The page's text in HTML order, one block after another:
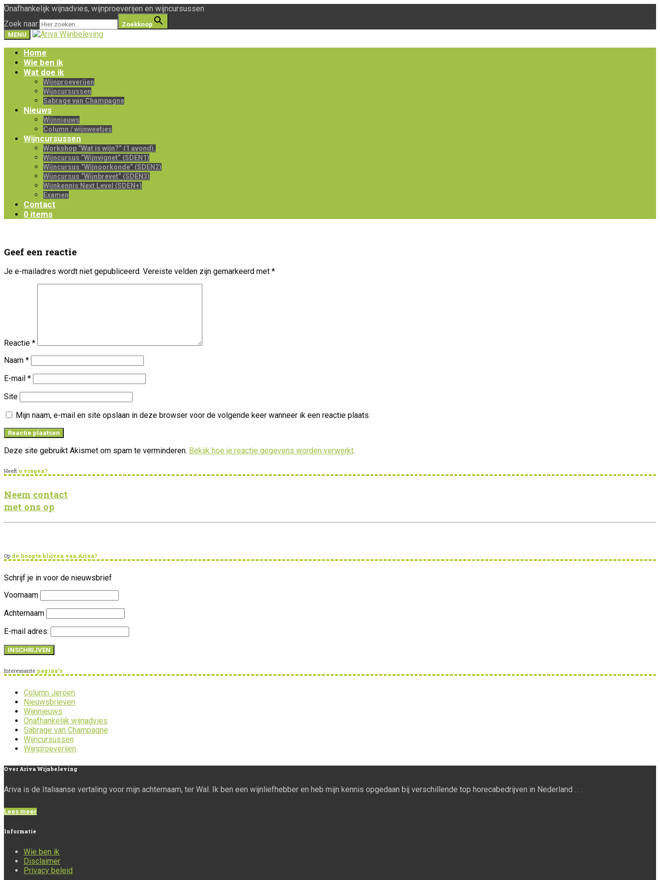
Onafhankelijk wijnadvies, wijnproeverijen en wijncursussen
Zoek naar:
Zoekknop
MENU
Home
Wie ben ik
Wat doe ik
Wijnproeverijen
Wijncursussen
Sabrage van Champagne
Nieuws
Wijnnieuws
Column / wijnweetjes
Wijncursussen
Workshop “Wat is wijn?” (1 avond).
Wijncursus “Wijnvignet” (SDEN1)
Wijncursus “Wijnoorkonde” (SDEN2)
Wijncursus “Wijnbrevet” (SDEN3)
Wijnkennis Next Level (SDEN+)
Examen
Contact
0 items
Geef een reactie
Je e-mailadres wordt niet gepubliceerd. Vereiste velden zijn gemarkeerd met *
Reactie *
Naam *
E-mail *
Site
Mijn naam, e-mail en site opslaan in deze browser voor de volgende keer wanneer ik een reactie plaats.
Deze site gebruikt Akismet om spam te verminderen. Bekijk hoe je reactie gegevens worden verwerkt.
Heeft u vragen?
Neem contact
met ons op
Op de hoogte blijven van Ariva?
Schrijf je in voor de nieuwsbrief
Voornaam
Achternaam
E-mail adres:
Interessante pagina’s
Column Jeroen
Nieuwsbrieven
Wijnnieuws
Onafhankelijk wijnadvies
Sabrage van Champagne
Wijncursussen
Wijnproeverijen
Over Ariva Wijnbeleving
Ariva is de Italiaanse vertaling voor mijn achternaam, ter Wal. Ik ben een wijnliefhebber en heb mijn kennis opgedaan bij verschillende top horecabedrijven in Nederland . . .
Lees meer
Informatie
Wie ben ik
Disclaimer
Privacy beleid